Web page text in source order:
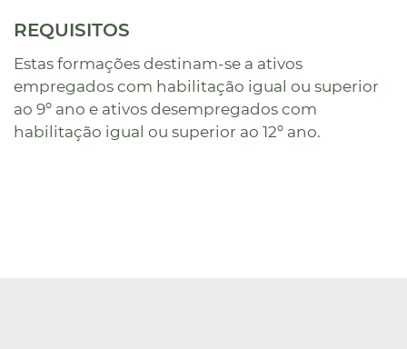
REQUISITOS
Estas formações destinam-se a ativos
empregados com habilitação igual ou superior
ao 9º ano e ativos desempregados com
habilitação igual ou superior ao 12º ano.